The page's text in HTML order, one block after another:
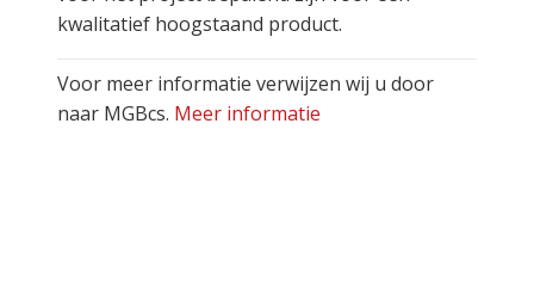
kwalitatief hoogstaand product.
Voor meer informatie verwijzen wij u door
naar MGBcs. Meer informatie